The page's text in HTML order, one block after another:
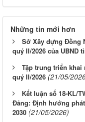
Những tin mới hơn
Sở Xây dựng Đồng
quý II/2026 của UBND
Tập trung triển
quý II/2026 (21/05/
Kết luận số 18-KL/
Đảng: Định hướng
2030 (21/05/2026)